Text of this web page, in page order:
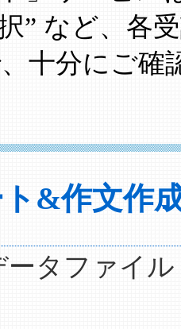
” など、各
十分にご確
&作文作
ータファイ